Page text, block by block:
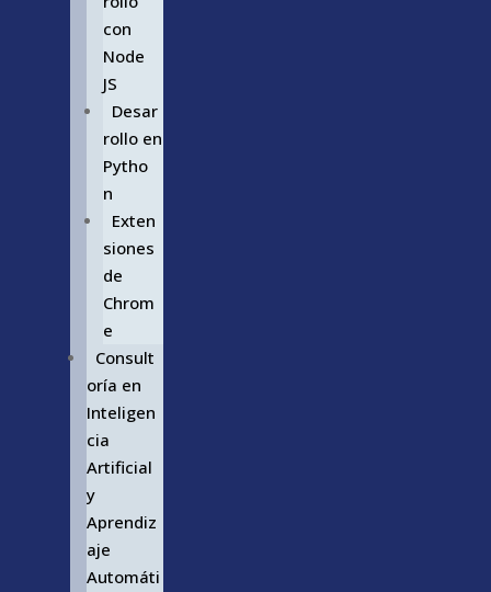
con
Node
JS
Desar
rollo en
Pytho
n
Exten
siones
de
Chrom
e
Consult
oría en
Inteligen
cia
Artificial
y
Aprendiz
aje
Automáti